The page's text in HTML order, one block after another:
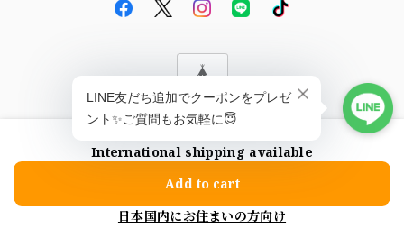
© EBiS GEM
International shipping available
Add to cart
日本国内にお住まいの方向け
ショップに質問する